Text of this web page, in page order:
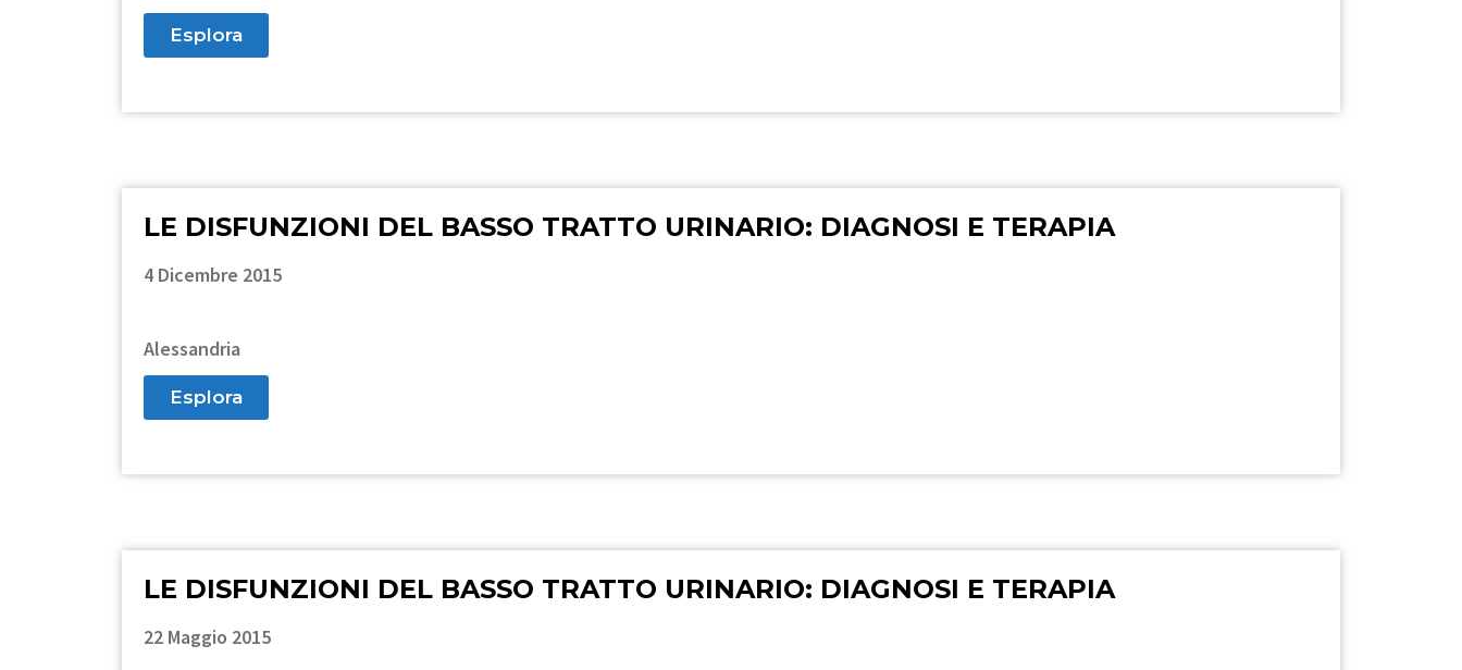
Esplora
LE DISFUNZIONI DEL BASSO TRATTO URINARIO: DIAGNOSI E TERAPIA
4 Dicembre 2015
Alessandria
Esplora
LE DISFUNZIONI DEL BASSO TRATTO URINARIO: DIAGNOSI E TERAPIA
22 Maggio 2015